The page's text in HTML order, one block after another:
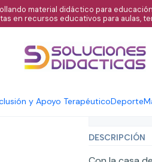
y Apoyo TerapéuticoDeporte
material didáctico para
en recursos educativos para aulas,
|
Casa
DESCRIPCIÓN